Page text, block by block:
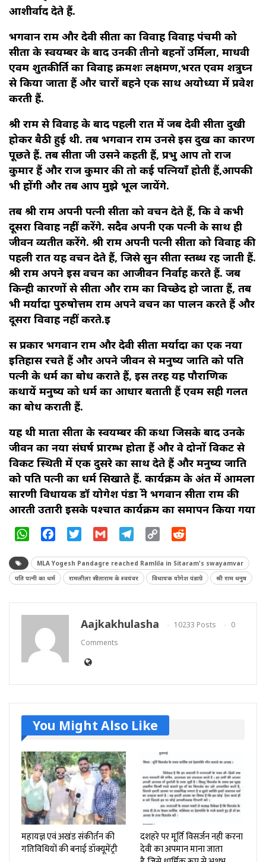
आशीर्वाद देते हैं.
भगवान राम और देवी सीता का विवाह विवाह पंचमी को
सीता के स्वयम्बर के बाद उनकी तीनो बहनों उर्मिला, माधवी
एवम शुतकीर्ति का विवाह क्रमशः लक्षमण,भरत एवम शत्रुघ्न
से किया जाता हैं और चारों बहने एक साथ अयोध्या में प्रवेश
करती हैं.
श्री राम से विवाह के बाद पहली रात में जब देवी सीता दुखी
होकर बैठी हुई थी. तब भगवान राम उनसे इस दुख का कारण
पूछते हैं. तब सीता जी उसने कहती हैं, प्रभु आप तो राज
कुमार हैं और राज कुमार की तो कई पत्नियाँ होती हैं,आपकी
भी होंगी और तब आप मुझे भूल जायेंगे.
तब श्री राम अपनी पत्नी सीता को वचन देते हैं, कि वे कभी
दूसरा विवाह नहीं करेंगे. सदैव अपनी एक पत्नी के साथ ही
जीवन व्यतीत करेंगे. श्री राम अपनी पत्नी सीता को विवाह की
पहली रात यह वचन देते हैं, जिसे सुन सीता स्तब्ध रह जाती हैं.
श्री राम अपने इस वचन का आजीवन निर्वाह करते हैं. जब
किन्ही कारणों से सीता और राम का विच्छेद हो जाता हैं, तब
भी मर्यादा पुरुषोत्तम राम अपने वचन का पालन करते हैं और
दूसरा विवाह नहीं करते.इ
स प्रकार भगवान राम और देवी सीता मर्यादा का एक नया
इतिहास रचते हैं और अपने जीवन से मनुष्य जाति को पति
पत्नी के धर्म का बोध कराते हैं, इस तरह यह पौराणिक
कथायें मनुष्य को धर्म का आधार बताती हैं एवम सही गलत
का बोध कराती हैं.
यह थी माता सीता के स्वयम्बर की कथा जिसके बाद उनके
जीवन का नया संघर्ष प्रारम्भ होता हैं और वे दोनों विकट से
विकट स्थिती में एक दुसरे का साथ देते हैं और मनुष्य जाति
को पति पत्नी का धर्म सिखाते हैं. कार्यक्रम के अंत में आमला
सारणी विधायक डॉ योगेश पंडाग्रे ने भगवान सीता राम की
आरती उतारी इसके पश्चात कार्यक्रम का समापन किया गया
WhatsAppFacebookTwitter Gmail Telegram
Copy
MLA Yogesh Pandagre reached Ramlila in Sitaram's swayamvar
पति पत्नी का धर्म
रामलीला सीताराम के स्वयंवर विधायक योगेश पंडाग्रे श्री राम धनुष
Aajkakhulasha 10233 Posts
0
Comments
You Might Also Like
महायज्ञ एवं अखंड संकीर्तन की
गतिविधियों की बनाई डॉक्यूमेंट्री
दशहरे पर मूर्ति विसर्जन नही करना
देवी का अपमान माना जाता